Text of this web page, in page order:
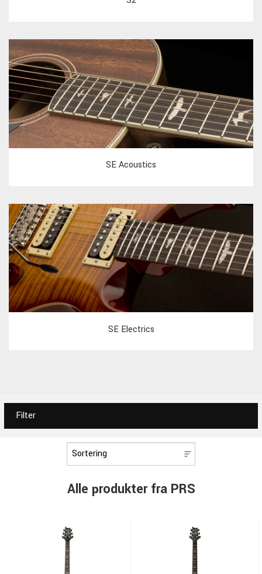
SE Acoustics
SE Electrics
Filter
Alle produkter fra PRS